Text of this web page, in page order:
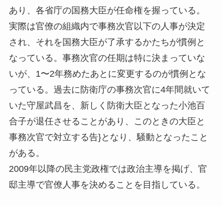
あり、各省庁の国務大臣が任命権を握っている。
実際は官僚の組織内で事務次官以下の人事が決定
され、それを国務大臣が了承するかたちが慣例と
なっている。事務次官の任期は特に決まっていな
いが、1〜2年務めたあとに変更するのが慣例とな
っている。過去に防衛庁の事務次官に4年間就いて
いた守屋武昌を、新しく防衛大臣となった小池百
合子が退任させることがあり、このときの大臣と
事務次官で対立する告}となり、騒動となったこと
がある。
2009年以降の民主党政権では政治主導を掲げ、官
邸主導で官僚人事を決めることを目指している。